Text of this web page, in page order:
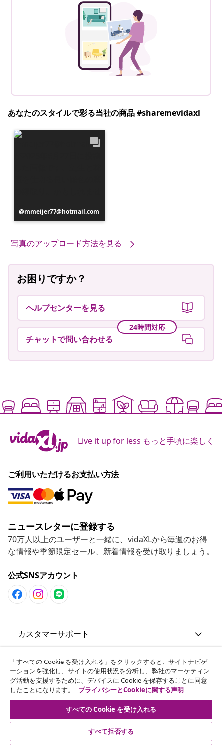
あなたのスタイルで彩る当社の商品 #sharemevidaxl
投
稿
mmeijer77@hotmail.com
写真のアップロード方法を見る
お困りですか？
ヘルプセンターを見る
24時間対応
チャットで問い合わせる
Live it up for less もっと手頃に楽しく
ご利用いただけるお支払い方法
ニュースレターに登録する
70万人以上のユーザーと一緒に、vidaXLから毎週のお得
な情報や季節限定セール、新着情報を受け取りましょう。
公式SNSアカウント
カスタマーサポート
ビジネス・パートナーシップ
vidaXL
その他の情報
「すべての Cookie を受け入れる」をクリックすると、サイトナビゲ
ーションを強化し、サイトの使用状況を分析し、弊社のマーケティン
グ活動を支援するために、デバイスに Cookie を保存することに同意
したことになります。
プライバシーとCookieに関する声明
すべての Cookie を受け入れる
すべて拒否する